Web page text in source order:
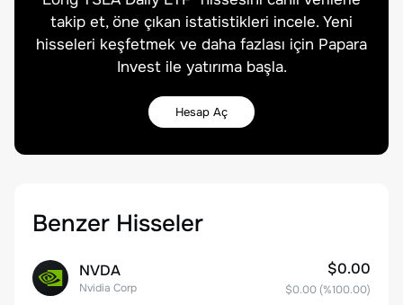
takip et, öne çıkan istatistikleri incele. Yeni
hisseleri keşfetmek ve daha fazlası için Papara
Invest ile yatırıma başla.
Hesap Aç
Benzer Hisseler
NVDA
Nvidia Corp
$0.00
$0.00 (%100.00)